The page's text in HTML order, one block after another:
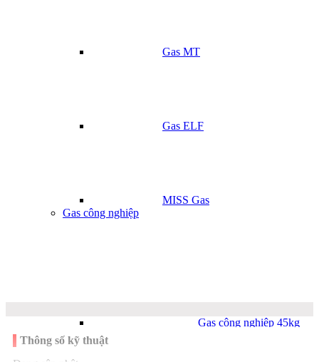
Gas MT
Gas ELF
MISS Gas
Gas công nghiệp
Gas công nghiệp 45kg
Thông số kỹ thuật